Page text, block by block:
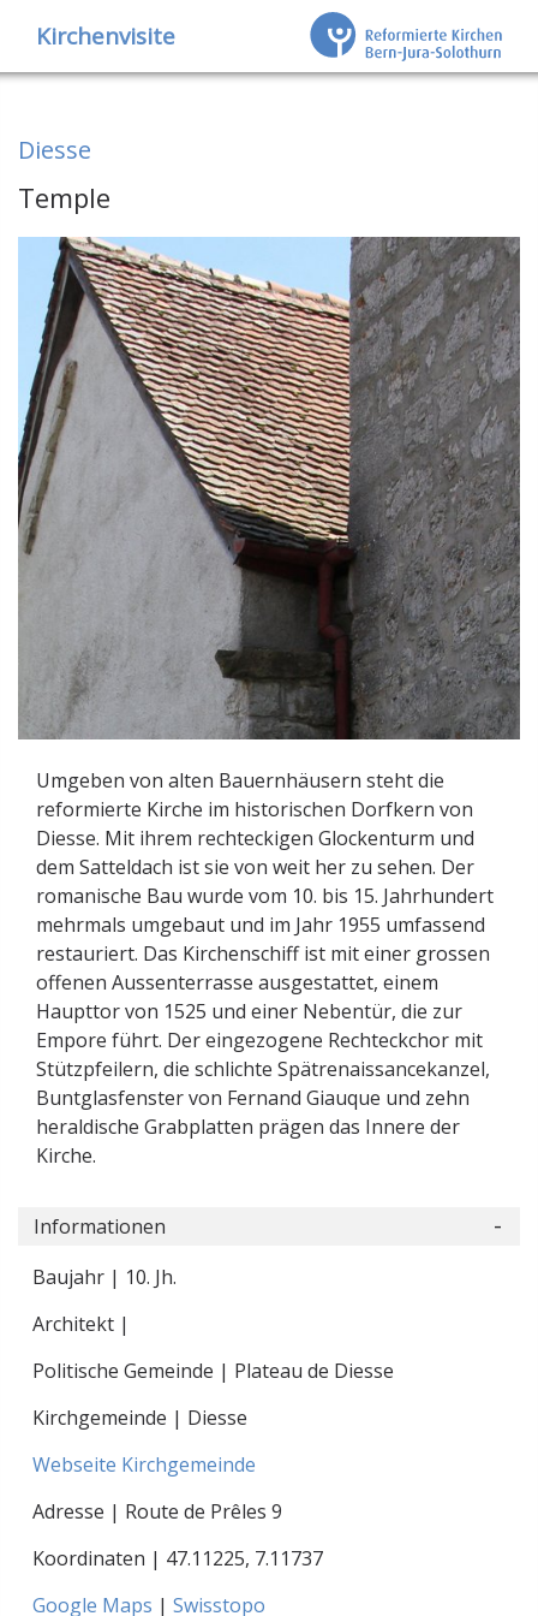
Kirchenvisite
Diesse
Temple
Umgeben von alten Bauernhäusern steht die
reformierte Kirche im historischen Dorfkern von
Diesse. Mit ihrem rechteckigen Glockenturm und
dem Satteldach ist sie von weit her zu sehen. Der
romanische Bau wurde vom 10. bis 15. Jahrhundert
mehrmals umgebaut und im Jahr 1955 umfassend
restauriert. Das Kirchenschiff ist mit einer grossen
offenen Aussenterrasse ausgestattet, einem
Haupttor von 1525 und einer Nebentür, die zur
Empore führt. Der eingezogene Rechteckchor mit
Stützpfeilern, die schlichte Spätrenaissancekanzel,
Buntglasfenster von Fernand Giauque und zehn
heraldische Grabplatten prägen das Innere der
Kirche.
Informationen
Baujahr | 10. Jh.
Architekt |
Politische Gemeinde | Plateau de Diesse
Kirchgemeinde | Diesse
Webseite Kirchgemeinde
Adresse | Route de Prêles 9
Koordinaten | 47.11225, 7.11737
Google Maps | Swisstopo